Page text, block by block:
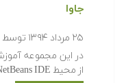
جاوا
۲۵ مرداد ۱۳۹۴ توسط
از محیط NetBeans IDE (نسخه ۸٫۰٫۲) برای پیاده…